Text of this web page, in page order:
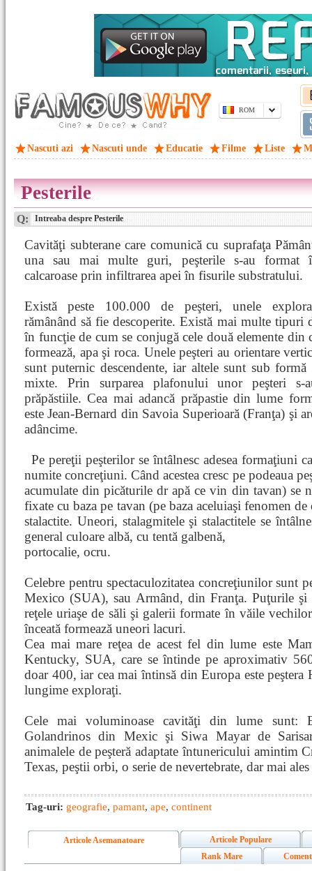
ROM
Nascuti azi Nascuti unde Educatie Filme Liste
Pesterile
Q: Intreaba despre Pesterile
Cavităţi subterane care comunică cu suprafaţa
una sau mai multe guri, peşterile s-au format
calcaroase prin infiltrarea apei în fisurile substratului.
Există peste 100.000 de peşteri, unele
rămânând să fie descoperite. Există mai multe tipuri
în funcţie de cum se conjugă cele două elemente din
formează, apa şi roca. Unele peşteri au orientare
sunt puternic descendente, iar altele sunt sub
mixte. Prin surparea plafonului unor peşteri s-
prăpăstiile. Cea mai adancă prăpastie din lume
este Jean-Bernard din Savoia Superioară (Franţa) şi
adâncime.
Pe pereţii peşterilor se întâlnesc adesea formaţiuni
numite concreţiuni. Când acestea cresc pe podeaua
acumulate din picăturile dr apă ce vin din tavan) se
fixate cu baza pe tavan (pe baza aceluiaşi fenomen
stalactite. Uneori, stalagmitele şi stalactitele se
general culoare albă, cu tentă galbenă,
portocalie, ocru.
Celebre pentru spectaculozitatea concreţiunilor sunt
Mexico (SUA), sau Armând, din Franţa. Puţurile şi
reţele uriaşe de săli şi galerii formate în văile
înceată formează uneori lacuri.
Cea mai mare reţea de acest fel din lume este
Kentucky, SUA, care se întinde pe aproximativ
doar 400, iar cea mai întinsă din Europa este
lungime exploraţi.
Cele mai voluminoase cavităţi din lume sunt:
Golandrinos din Mexic şi Siwa Mayar de
animalele de peşteră adaptate întunericului amintim
Texas, peştii orbi, o serie de nevertebrate, dar mai
Tag-uri: geografie, pamant, ape, continent
Articole Asemanatoare
Articole Populare
Rank Mare